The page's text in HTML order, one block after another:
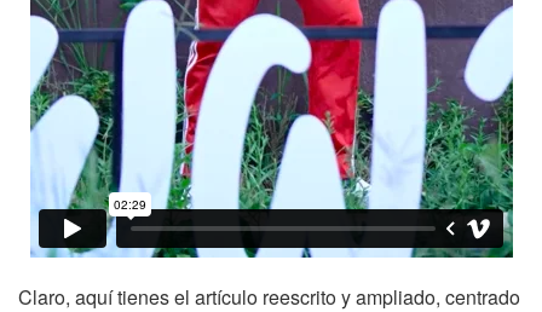
Claro, aquí tienes el artículo reescrito y ampliado, centrado